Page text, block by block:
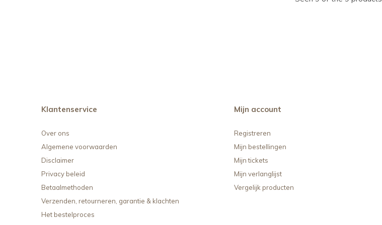
Klantenservice
Over ons
Algemene voorwaarden
Disclaimer
Privacy beleid
Betaalmethoden
Verzenden, retourneren, garantie & klachten
Het bestelproces
Mijn account
Registreren
Mijn bestellingen
Mijn tickets
Mijn verlanglijst
Vergelijk producten